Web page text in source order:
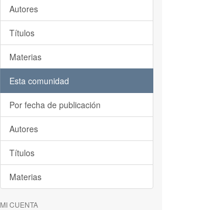
Autores
Títulos
Materias
Esta comunidad
Por fecha de publicación
Autores
Títulos
Materias
MI CUENTA